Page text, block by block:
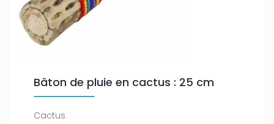
Bâton de pluie en cactus : 25 cm
Cactus